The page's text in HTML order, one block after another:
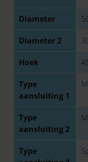
Diameter
Diameter 2
Hoek
Type
aansluiting 1
Type
aansluiting 2
Type